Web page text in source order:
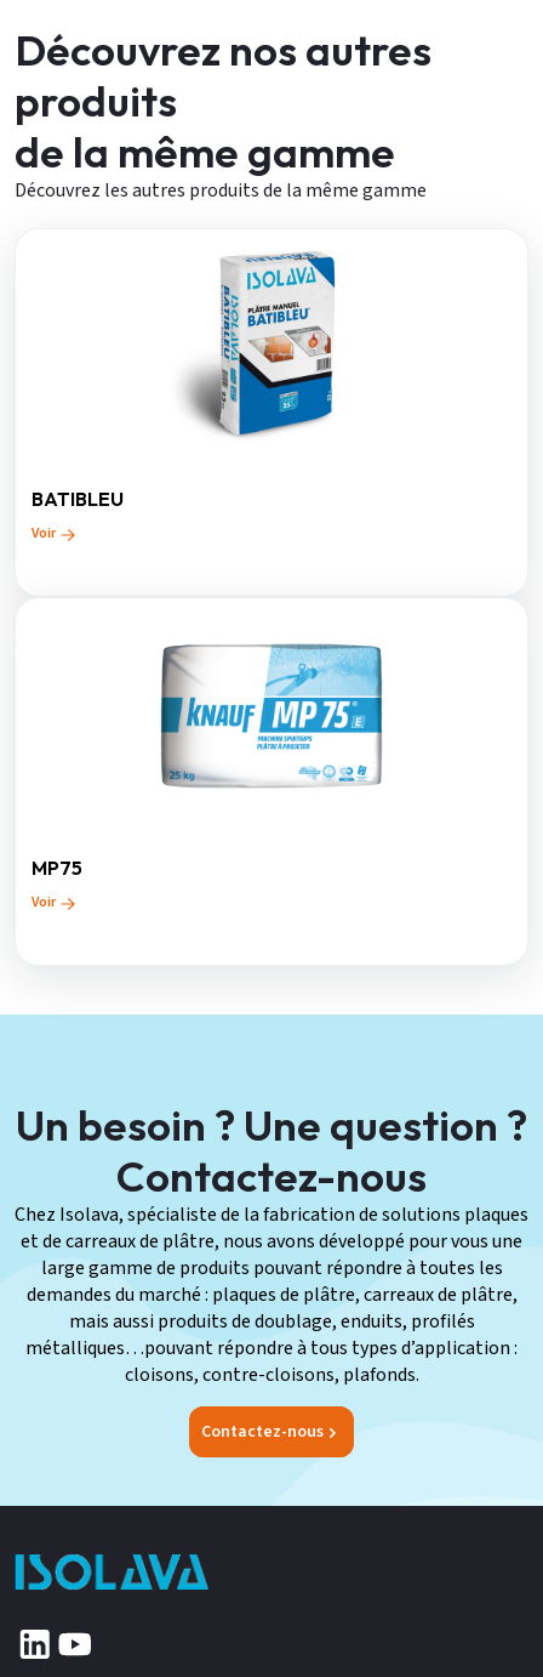
Découvrez nos autres
produits
de la même gamme
Découvrez les autres produits de la même gamme
BATIBLEU
Voir
MP75
Voir
Un besoin ? Une question ?
Contactez-nous
Chez Isolava, spécialiste de la fabrication de solutions plaques
et de carreaux de plâtre, nous avons développé pour vous une
large gamme de produits pouvant répondre à toutes les
demandes du marché : plaques de plâtre, carreaux de plâtre,
mais aussi produits de doublage, enduits, profilés
métalliques…pouvant répondre à tous types d’application :
cloisons, contre-cloisons, plafonds.
Contactez-nous